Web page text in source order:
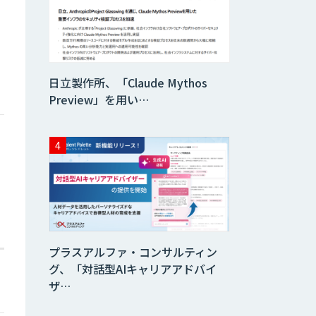
データ分析エージ
ェント
き」コンサルティ
ングサービス
ロボット向け教師
データ収集・作成
SaaS・サブスク
向け収益管理プラ
ットフォーム「ソ
アスク」
JOINT AI Flow
byGMO
日立製作所、「Claude Mythos
Preview」を用い…
プラスアルファ・コンサルティン
グ、「対話型AIキャリアアドバイ
ザ…